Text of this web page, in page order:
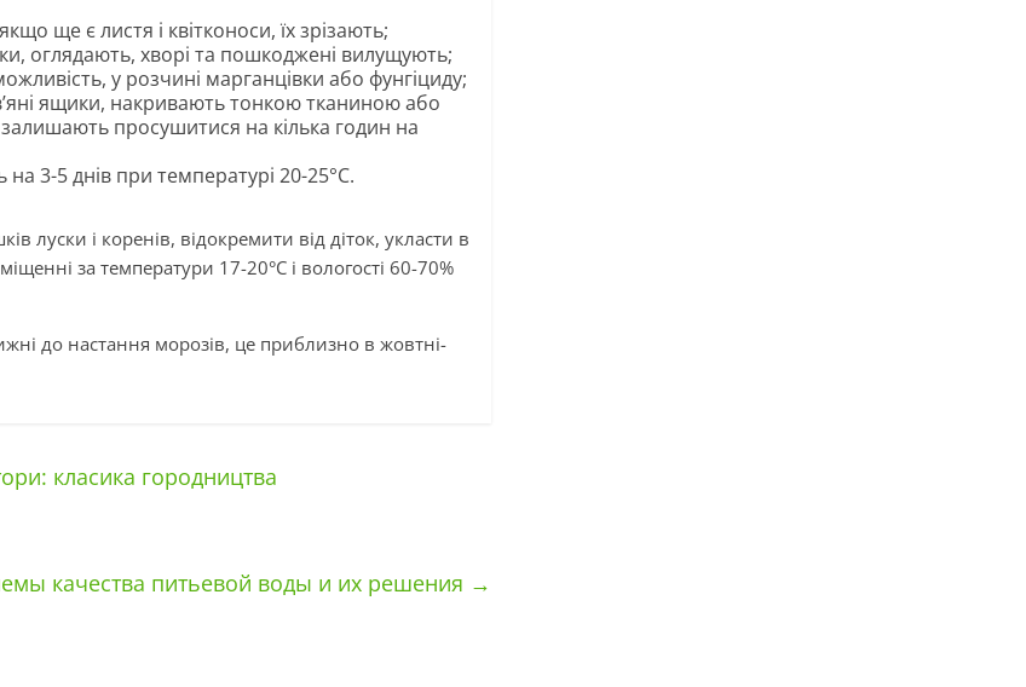
ще є листя і квітконоси, їх зрізають;
оглядають, хворі та пошкоджені вилущують;
у розчині марганцівки або фунгіциду;
ящики, накривають тонкою тканиною або
просушитися на кілька годин на
3-5 днів при температурі 20-25°С.
луски і коренів, відокремити від діток, укласти в
за температури 17-20°С і вологості 60-70%
до настання морозів, це приблизно в жовтні-
класика городництва
качества питьевой воды и их решения →